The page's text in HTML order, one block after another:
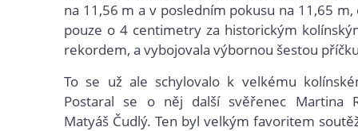
na 11,56 m a v posledním pokusu na 11,65 m,
pouze o 4 centimetry za historickým
rekordem, a vybojovala výbornou šestou
To se už ale schylovalo k velkému
Postaral se o něj další svěřenec Martina
Matyáš Čudlý. Ten byl velkým favoritem